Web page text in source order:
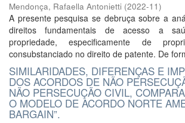
Mendonça, Rafaella Antonietti (2022-11)
A presente pesquisa se debruça sobre a
direitos fundamentais de acesso a
propriedade, especificamente de
consubstanciado no direito de patente. De
SIMILARIDADES, DIFERENÇAS E
DOS ACORDOS DE NÃO
NÃO PERSECUÇÃO CIVIL,
O MODELO DE ACORDO NORTE
BARGAIN”.